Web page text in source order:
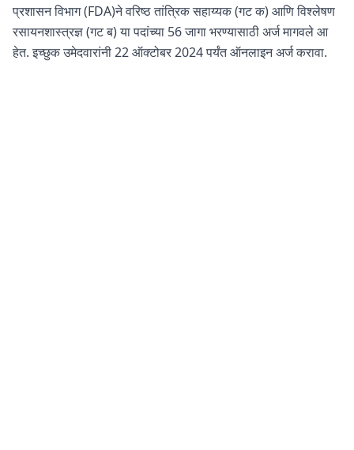
प्रशासन विभाग (FDA)ने वरिष्ठ तांत्रिक सहाय्यक (गट क) आणि विश्लेषण
रसायनशास्त्रज्ञ (गट ब) या पदांच्या 56 जागा भरण्यासाठी अर्ज मागवले आ
हेत. इच्छुक उमेदवारांनी 22 ऑक्टोबर 2024 पर्यंत ऑनलाइन अर्ज करावा.